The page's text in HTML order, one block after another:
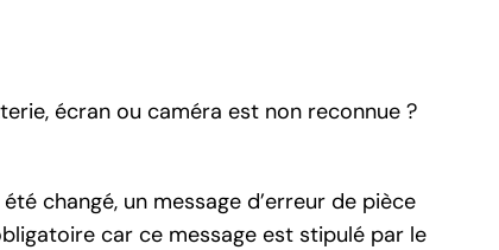
écran ou caméra est non reconnue ?
changé, un message d’erreur de pièce
car ce message est stipulé par le